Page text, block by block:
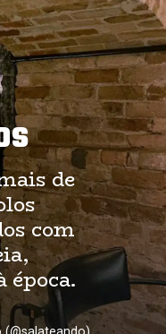
de
com
(@salateando)